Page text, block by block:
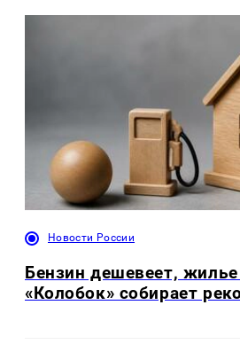
Новости России
Бензин дешевеет, жилье
«Колобок» собирает